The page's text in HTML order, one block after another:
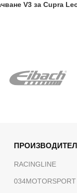
V3 за Cupra
RACINGLINE
034MOTORSPORT